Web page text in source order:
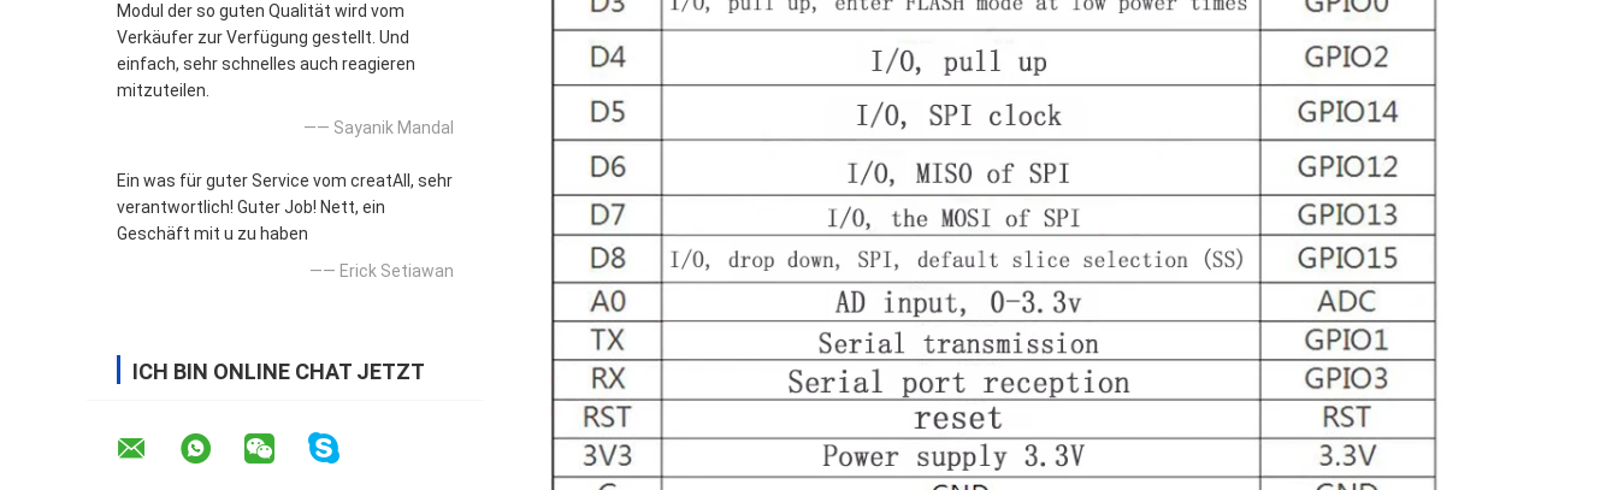
Modul der so guten Qualität wird vom
Verkäufer zur Verfügung gestellt. Und
einfach, sehr schnelles auch reagieren
mitzuteilen.
—— Sayanik Mandal
Ein was für guter Service vom creatAll, sehr
verantwortlich! Guter Job! Nett, ein
Geschäft mit u zu haben
—— Erick Setiawan
ICH BIN ONLINE CHAT JETZT